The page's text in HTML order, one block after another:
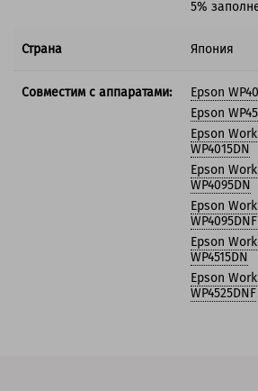
5%
Страна Япония
Совместим с аппаратами:
Epson
Epson
Epson
WP4015DN
Epson
WP4095DN
Epson
WP4095DNF
Epson
WP4515DN
Epson
WP4525DNF